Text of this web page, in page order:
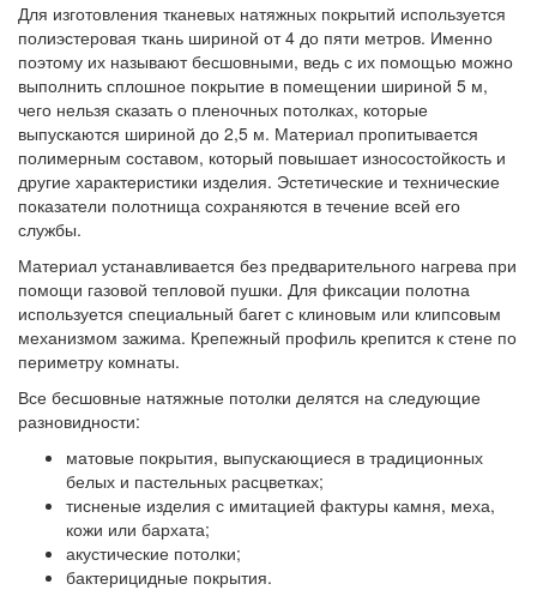
Для изготовления тканевых натяжных покрытий используется
полиэстеровая ткань шириной от 4 до пяти метров. Именно
поэтому их называют бесшовными, ведь с их помощью можно
выполнить сплошное покрытие в помещении шириной 5 м,
чего нельзя сказать о пленочных потолках, которые
выпускаются шириной до 2,5 м. Материал пропитывается
полимерным составом, который повышает износостойкость и
другие характеристики изделия. Эстетические и технические
показатели полотнища сохраняются в течение всей его
службы.
Материал устанавливается без предварительного нагрева при
помощи газовой тепловой пушки. Для фиксации полотна
используется специальный багет с клиновым или клипсовым
механизмом зажима. Крепежный профиль крепится к стене по
периметру комнаты.
Все бесшовные натяжные потолки делятся на следующие
разновидности:
матовые покрытия, выпускающиеся в традиционных
белых и пастельных расцветках;
тисненые изделия с имитацией фактуры камня, меха,
кожи или бархата;
акустические потолки;
бактерицидные покрытия.